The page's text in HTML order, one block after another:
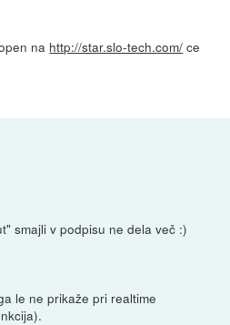
na http://star.slo-tech.com/ ce
smajli v podpisu ne dela več :)
le ne prikaže pri realtime